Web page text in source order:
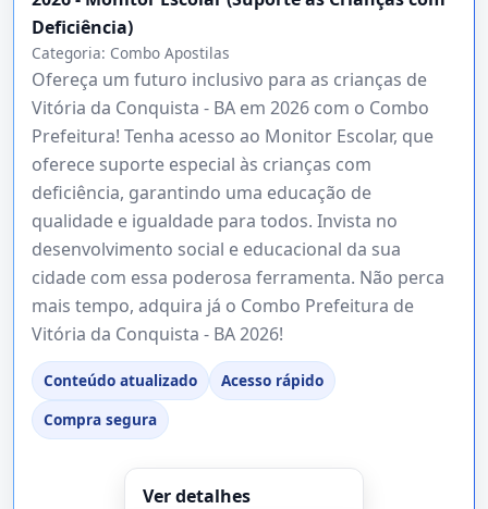
Deficiência)
Categoria: Combo Apostilas
Ofereça um futuro inclusivo para as crianças de
Vitória da Conquista - BA em 2026 com o Combo
Prefeitura! Tenha acesso ao Monitor Escolar, que
oferece suporte especial às crianças com
deficiência, garantindo uma educação de
qualidade e igualdade para todos. Invista no
desenvolvimento social e educacional da sua
cidade com essa poderosa ferramenta. Não perca
mais tempo, adquira já o Combo Prefeitura de
Vitória da Conquista - BA 2026!
Conteúdo atualizado
Acesso rápido
Compra segura
Ver detalhes